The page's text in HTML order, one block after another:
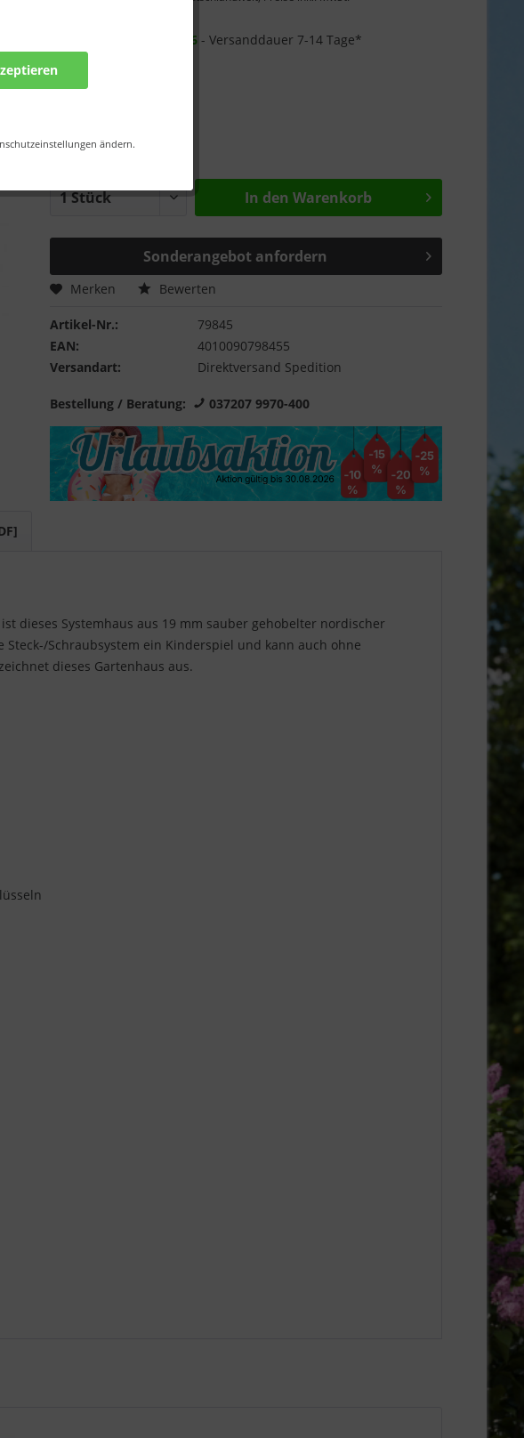
ändern.
26.08.26 - Versanddauer 7-14 Tage*
Farbe:
In den Warenkorb
Sonderangebot anfordern
Merken Bewerten
Artikel-Nr.:
79845
EAN:
4010090798455
Versandart:
Direktversand Spedition
Bestellung / Beratung: 037207 9970-400
dieses Systemhaus aus 19 mm sauber gehobelter nordischer
Schraubsystem ein Kinderspiel und kann auch ohne
dieses Gartenhaus aus.